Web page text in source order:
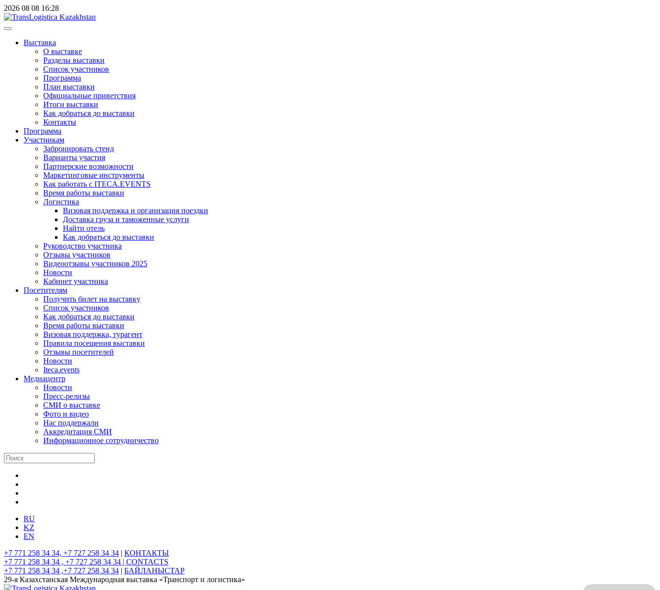
2026 08 08 16:28
Выставка
О выставке
Разделы выставки
Список участников
Программа
План выставки
Официальные приветствия
Итоги выставки
Как добраться до выставки
Контакты
Программа
Участникам
Забронировать стенд
Варианты участия
Партнерские возможности
Маркетинговые инструменты
Как работать с ITECA.EVENTS
Время работы выставки
Логистика
Визовая поддержка и организация поездки
Доставка груза и таможенные услуги
Найти отель
Как добраться до выставки
Руководство участника
Отзывы участников
Видеоотзывы участников 2025
Новости
Кабинет участника
Посетителям
Получить билет на выставку
Список участников
Как добраться до выставки
Время работы выставки
Визовая поддержка, турагент
Правила посещения выставки
Отзывы посетителей
Новости
Iteca.events
Медиацентр
Новости
Пресс-релизы
СМИ о выставке
Фото и видео
Нас поддержали
Аккредитация СМИ
Информационное сотрудничество
RU
KZ
EN
+7 771 258 34 34, +7 727 258 34 34 | КОНТАКТЫ
+7 771 258 34 34 , +7 727 258 34 34 | CONTACTS
+7 771 258 34 34 ,+7 727 258 34 34 | БАЙЛАНЫСТАР
29-я Казахстанская Международная выставка «Транспорт и логистика»